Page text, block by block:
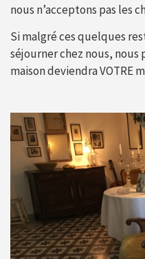
nous n’acceptons pas les
Si malgré ces quelques
séjourner chez nous, nous
maison deviendra VOTRE